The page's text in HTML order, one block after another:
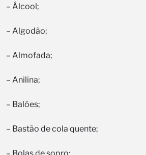
– Álcool;
– Algodão;
– Almofada;
– Anilina;
– Balões;
– Bastão de cola quente;